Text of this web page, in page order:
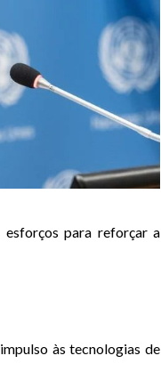
esforços para reforçar a
às tecnologias de